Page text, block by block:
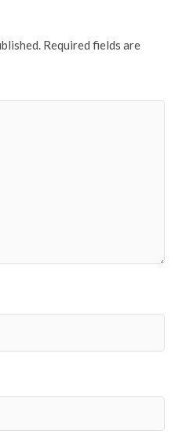
Required fields are